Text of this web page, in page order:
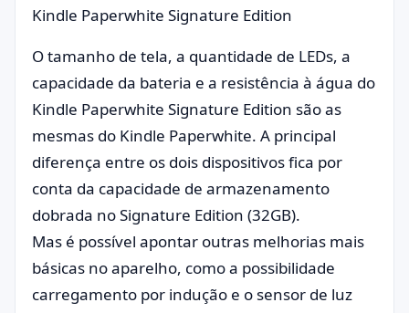
Kindle Paperwhite Signature Edition
O tamanho de tela, a quantidade de LEDs, a
capacidade da bateria e a resistência à água do
Kindle Paperwhite Signature Edition são as
mesmas do Kindle Paperwhite. A principal
diferença entre os dois dispositivos fica por
conta da capacidade de armazenamento
dobrada no Signature Edition (32GB).
Mas é possível apontar outras melhorias mais
básicas no aparelho, como a possibilidade
carregamento por indução e o sensor de luz